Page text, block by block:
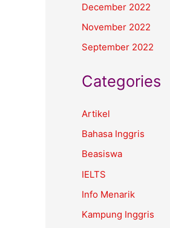
December 2022
November 2022
September 2022
Categories
Artikel
Bahasa Inggris
Beasiswa
IELTS
Info Menarik
Kampung Inggris